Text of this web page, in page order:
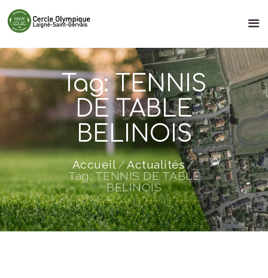
Tag: TENNIS
DE TABLE
BELINOIS
Accueil
Actualités
Tag: TENNIS DE TABLE
BELINOIS